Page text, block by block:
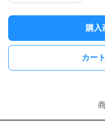
購入
カー